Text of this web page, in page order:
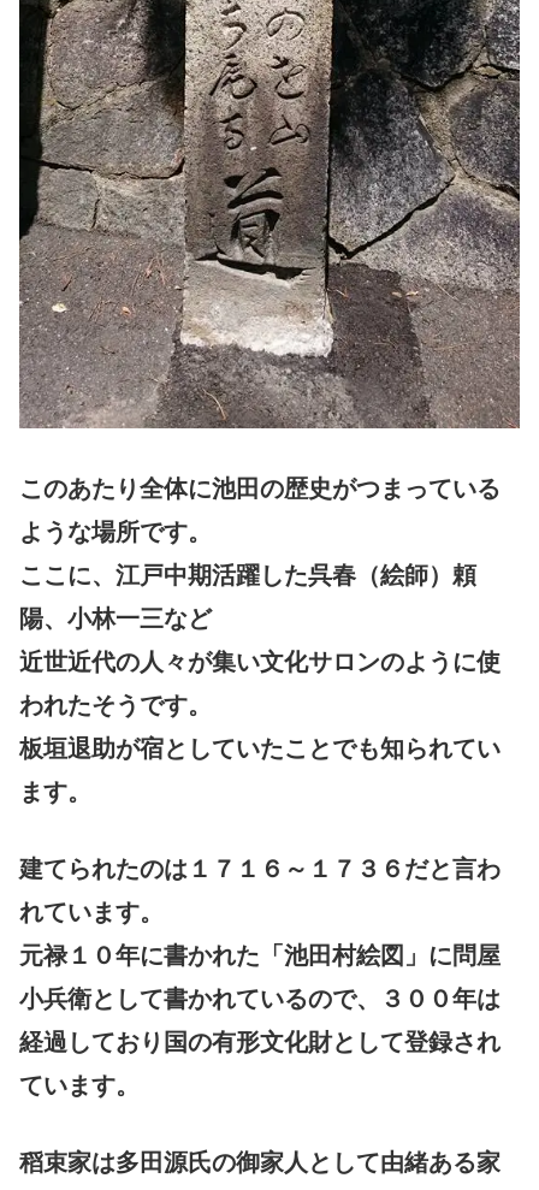
このあたり全体に池田の歴史がつまっている
ような場所です。
ここに、江戸中期活躍した呉春（絵師）頼
陽、小林一三など
近世近代の人々が集い文化サロンのように使
われたそうです。
板垣退助が宿としていたことでも知られてい
ます。
建てられたのは１７１６～１７３６だと言わ
れています。
元禄１０年に書かれた「池田村絵図」に問屋
小兵衛として書かれているので、
３００年は
経過しており 国の有形文化財として登録され
ています。
稻束家は多田源氏の御家人として由緒ある家